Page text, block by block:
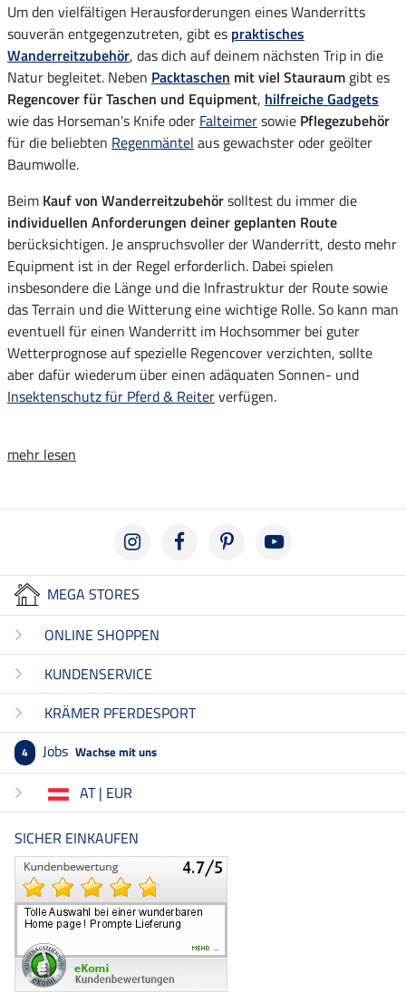
Um den vielfältigen Herausforderungen eines Wanderritts
souverän entgegenzutreten, gibt es praktisches
Wanderreitzubehör, das dich auf deinem nächsten Trip in die
Natur begleitet. Neben Packtaschen mit viel Stauraum gibt es
Regencover für Taschen und Equipment, hilfreiche Gadgets
wie das Horseman's Knife oder Falteimersowie Pflegezubehör
für die beliebten Regenmäntel aus gewachster oder geölter
Baumwolle.
Beim Kauf von Wanderreitzubehörsolltest du immer die
individuellen Anforderungen deiner geplanten Route
berücksichtigen. Je anspruchsvoller der Wanderritt, desto mehr
Equipment ist in der Regel erforderlich. Dabei spielen
insbesondere die Länge und die Infrastruktur der Route sowie
das Terrain und die Witterung eine wichtige Rolle. So kann man
eventuell für einen Wanderritt im Hochsommer bei guter
Wetterprognose auf spezielle Regencover verzichten, sollte
aber dafür wiederum über einen adäquaten Sonnen- und
Insektenschutz für Pferd & Reiterverfügen.
mehr lesen
MEGA STORES
ONLINE SHOPPEN
KUNDENSERVICE
KRÄMER PFERDESPORT
4 Jobs Wachse mit uns
AT | EUR
SICHER EINKAUFEN